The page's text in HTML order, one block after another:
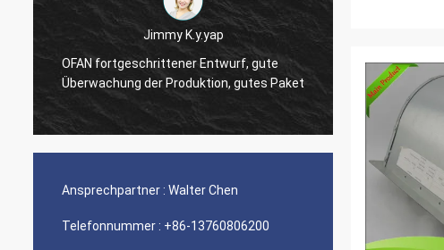
Entwurf, gute
Produktion, gutes Paket
Andry Andika
OFAN'-Lohnaufmerksamkeit zu den
Details, gute Fertigungsstraße, dauerhaft
Ansprechpartner : Walter Chen
Telefonnummer : +86-13760806200